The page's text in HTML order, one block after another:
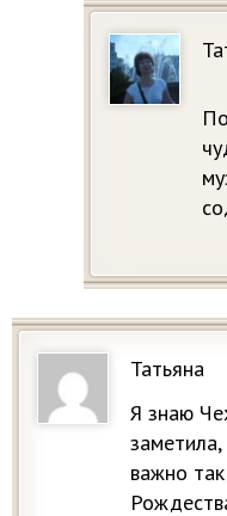
Татьяна
Я знаю
важно